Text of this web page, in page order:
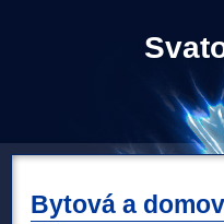
Bytová a